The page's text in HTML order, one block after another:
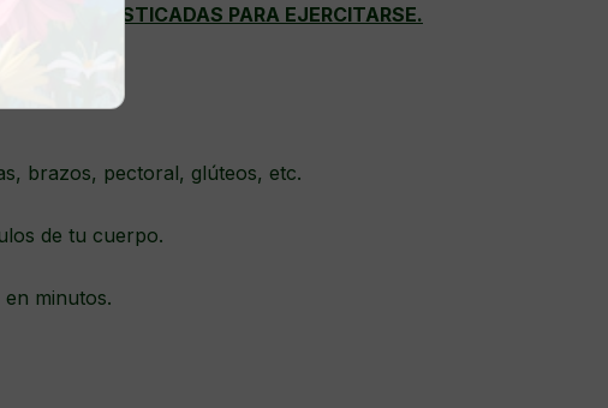
BANDAS ELASTICADAS PARA EJERCITARSE.
brazos, pectoral, glúteos, etc.
de tu cuerpo.
minutos.